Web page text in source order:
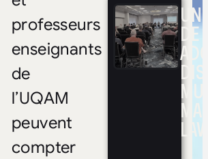
DE
professeurs
enseignants
de
l’UQAM
peuvent
compter